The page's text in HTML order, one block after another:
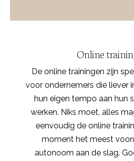
Online
De online trainingen zijn
voor ondernemers die liever
hun eigen tempo aan hun
werken. Niks moet, alles
eenvoudig de online
moment het meest
autonoom aan de slag.